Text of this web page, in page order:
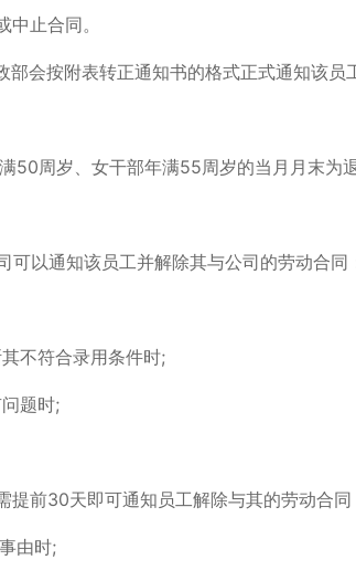
止合同。
会按附表转正通知书的格式正式通知该员
50周岁、女干部年满55周岁的当月月末为退
以通知该员工并解除其与公司的劳动合同
不符合录用条件时;
题时;
前30天即可通知员工解除与其的劳动合同
由时;